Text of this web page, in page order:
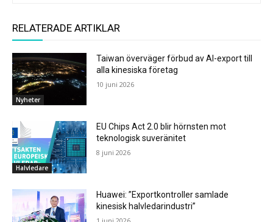
RELATERADE ARTIKLAR
Nyheter
Taiwan överväger förbud av AI-export till
alla kinesiska företag
10 juni 2026
Halvledare
EU Chips Act 2.0 blir hörnsten mot
teknologisk suveränitet
8 juni 2026
Huawei: ”Exportkontroller samlade
kinesisk halvledarindustri”